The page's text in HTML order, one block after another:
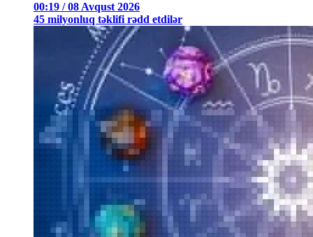
00:19 / 08 Avqust 2026
45 milyonluq təklifi rədd etdilər